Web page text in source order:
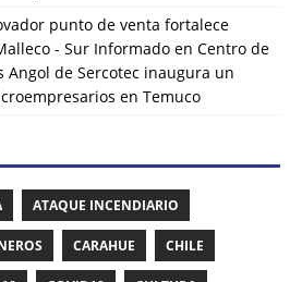
punto de venta fortalece
- Sur Informado en Centro de
Angol de Sercotec inaugura un
en Temuco
ATAQUE INCENDIARIO
CARAHUE CHILE